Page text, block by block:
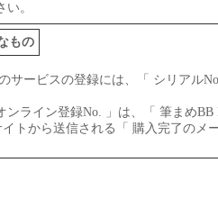
。
もの
サービスの登録には、「 シリアル
ンライン登録No. 」は、「 筆まめ
トから送信される「 購入完了のメ